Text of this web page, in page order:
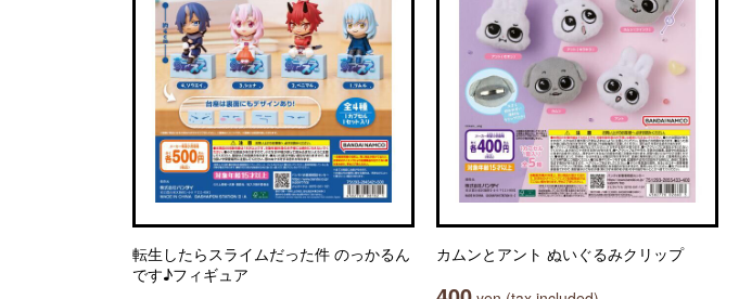
転生したらスライムだった件 のっかるん
です♪フィギュア
カムンとアント ぬいぐるみクリップ